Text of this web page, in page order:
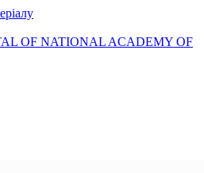
OF NATIONAL ACADEMY OF